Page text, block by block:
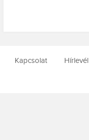
Kapcsolat Hírlevél